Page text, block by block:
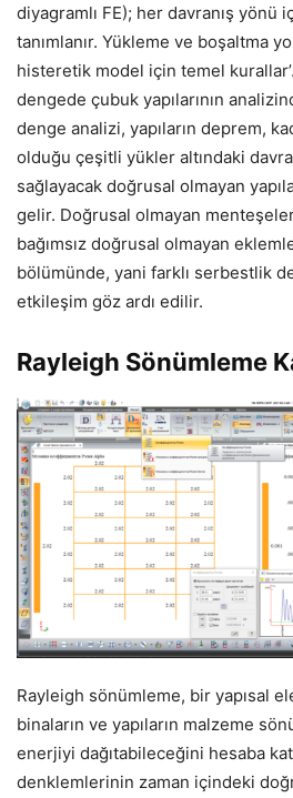
diyagramlı FE); her davranış yönü
tanımlanır. Yükleme ve boşaltma
histeretik model için temel
dengede çubuk yapılarının
denge analizi, yapıların deprem,
olduğu çeşitli yükler altındaki
sağlayacak doğrusal olmayan
gelir. Doğrusal olmayan
bağımsız doğrusal olmayan
bölümünde, yani farklı serbestlik
etkileşim göz ardı edilir.
Rayleigh Sönümleme
Rayleigh sönümleme, bir yapısal
binaların ve yapıların malzeme
enerjiyi dağıtabileceğini hesaba
denklemlerinin zaman içindeki